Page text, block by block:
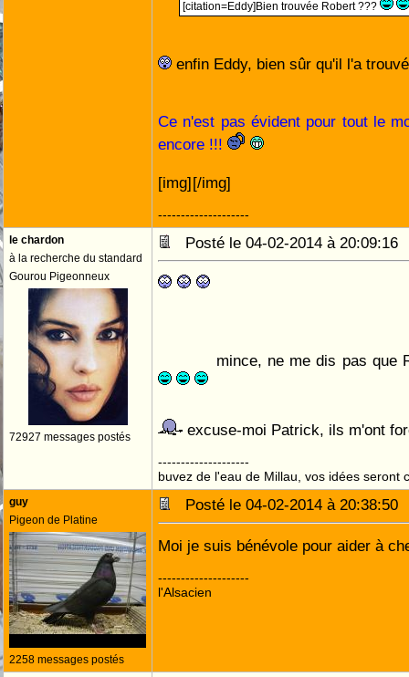
[citation=Eddy]Bien trouvée Robert ???
enfin Eddy, bien sûr qu'il l'a
Ce n'est pas évident pour tout le
encore !!!
[img][/img]
--------------------
le chardon
à la recherche du standard
Gourou Pigeonneux
72927 messages postés
Posté le 04-02-2014 à
mince, ne me dis pas que
excuse-moi Patrick, ils m'ont
--------------------
buvez de l'eau de Millau, vos idées seront
guy
Pigeon de Platine
2258 messages postés
Posté le 04-02-2014 à
Moi je suis bénévole pour aider à
--------------------
l'Alsacien